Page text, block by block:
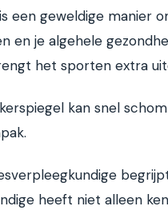
een geweldige manier
en je algehele
het sporten extra
kan snel
heeft niet alleen